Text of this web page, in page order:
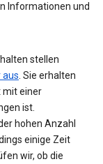
Informationen und
stellen
aus . Sie erhalten
mit einer
ist.
hohen Anzahl
einige Zeit
wir, ob die